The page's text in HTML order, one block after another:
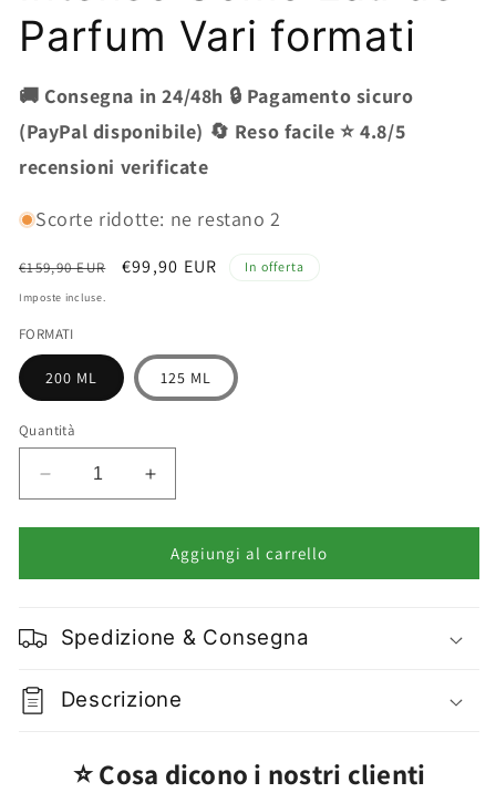
Parfum Vari formati
🚚 Consegna in 24/48h 🔒 Pagamento sicuro
(PayPal disponibile) 🔄 Reso facile ⭐ 4.8/5
recensioni verificate
Scorte ridotte: ne restano 2
Prezzo
di
€159,90 EUR
Prezzo
€99,90 EUR In offerta
Imposte incluse.
FORMATI
200 ML 125 ML
Quantità
Diminuisci
quantità
per
e
Uomo
de
formati
Aumenta
quantità
per
Dolce
e
Uomo
de
formati
Aggiungi al carrello
Spedizione & Consegna
Descrizione
⭐ Cosa dicono i nostri clienti